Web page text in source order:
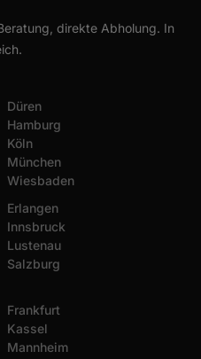
direkte Abholung. In
Düren
Hamburg
Köln
München
Wiesbaden
Erlangen
Innsbruck
Lustenau
Salzburg
Frankfurt
Kassel
Mannheim